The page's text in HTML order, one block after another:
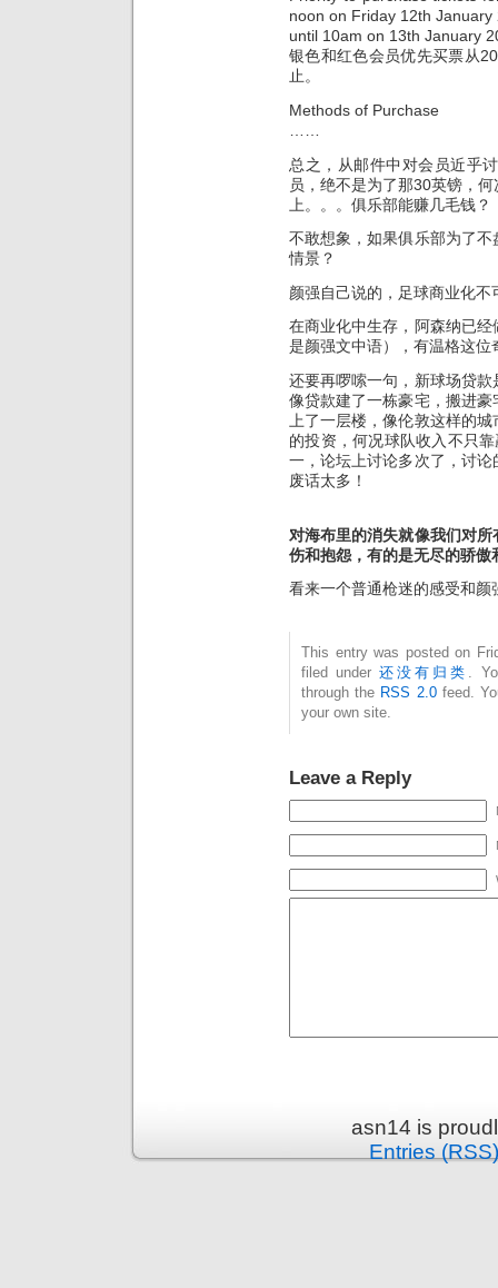
noon on Friday 12th January
until 10am on 13th January
银色和红色会员优先买票从
止。
Methods of Purchase
总之，从邮件中对会员近乎
员，绝不是为了那30英镑，
上。。。俱乐部能赚几毛钱？
不敢想象，如果俱乐部为了
情景？
颜强自己说的，足球商业化不
在商业化中生存，阿森纳已
是颜强文中语），有温格这位
还要再啰嗦一句，新球场贷
像贷款建了一栋豪宅，搬进
上了一层楼，像伦敦这样的
的投资，何况球队收入不只
一，论坛上讨论多次了，讨
废话太多！
对海布里的消失就像我们对
伤和抱怨，有的是无尽的骄傲
看来一个普通枪迷的感受和
This entry was posted on
filed under还没有归类 .
through the RSS 2.0feed.
your own site.
Leave a Reply
asn14 is
Entries (RSS)